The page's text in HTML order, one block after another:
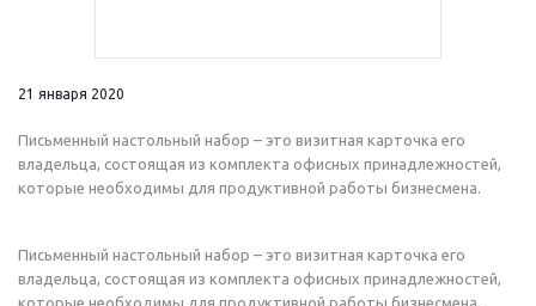
21 января 2020
Письменный настольный набор – это визитная карточка его
владельца, состоящая из комплекта офисных принадлежностей,
которые необходимы для продуктивной работы бизнесмена.
Письменный настольный набор – это визитная карточка его
владельца, состоящая из комплекта офисных принадлежностей,
которые необходимы для продуктивной работы бизнесмена.